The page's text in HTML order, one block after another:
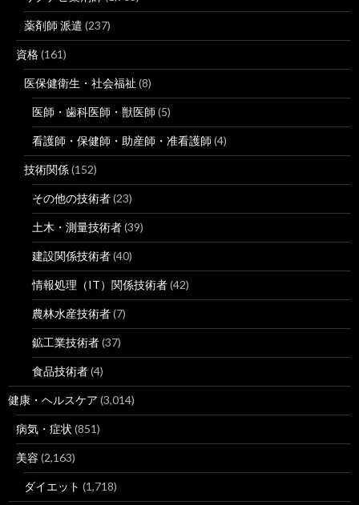
薬剤師 派遣 (237)
資格(161)
医保健衛生・社会福祉 (8)
医師・歯科医師・獣医師 (5)
看護師・保健師・助産師・准看護師 (4)
技術関係(152)
その他の技術者(23)
土木・測量技術者(39)
建設関係技術者(40)
情報処理（IT）関係技術者(42)
農林水産技術者(7)
鉱工業技術者(37)
食品技術者(4)
健康・ヘルスケア (3,014)
病気・症状 (851)
美容 (2,163)
ダイエット (1,718)